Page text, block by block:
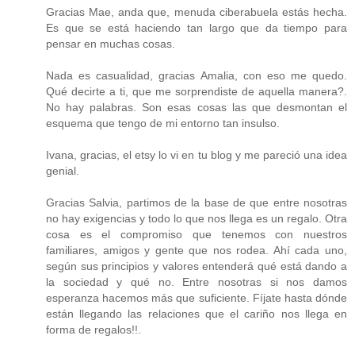
Gracias Mae, anda que, menuda ciberabuela estás hecha.
Es que se está haciendo tan largo que da tiempo para
pensar en muchas cosas.
Nada es casualidad, gracias Amalia, con eso me quedo.
Qué decirte a ti, que me sorprendiste de aquella manera?.
No hay palabras. Son esas cosas las que desmontan el
esquema que tengo de mi entorno tan insulso.
Ivana, gracias, el etsy lo vi en tu blog y me pareció una idea
genial.
Gracias Salvia, partimos de la base de que entre nosotras
no hay exigencias y todo lo que nos llega es un regalo. Otra
cosa es el compromiso que tenemos con nuestros
familiares, amigos y gente que nos rodea. Ahí cada uno,
según sus principios y valores entenderá qué está dando a
la sociedad y qué no. Entre nosotras si nos damos
esperanza hacemos más que suficiente. Fíjate hasta dónde
están llegando las relaciones que el cariño nos llega en
forma de regalos!!.